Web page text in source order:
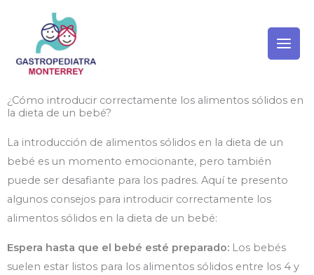
contenido
¿Cómo introducir correctamente los alimentos sólidos en
la dieta de un bebé?
La introducción de alimentos sólidos en la dieta de un
bebé es un momento emocionante, pero también
puede ser desafiante para los padres. Aquí te presento
algunos consejos para introducir correctamente los
alimentos sólidos en la dieta de un bebé:
Espera hasta que el bebé esté preparado: Los bebés
suelen estar listos para los alimentos sólidos entre los 4 y